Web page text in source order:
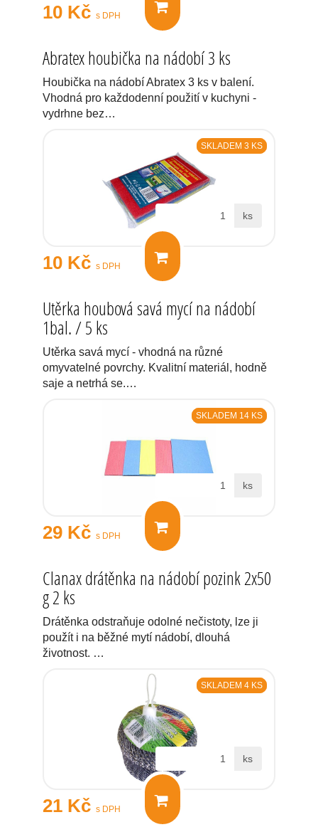
10 Kč s DPH
Abratex houbička na nádobí 3 ks
Houbička na nádobí Abratex 3 ks v balení.
Vhodná pro každodenní použití v kuchyni -
vydrhne bez…
SKLADEM 3 KS
10 Kč s DPH
ks
Utěrka houbová savá mycí na nádobí
1bal. / 5 ks
Utěrka savá mycí - vhodná na různé
omyvatelné povrchy. Kvalitní materiál, hodně
saje a netrhá se.…
SKLADEM 14 KS
29 Kč s DPH
ks
Clanax drátěnka na nádobí pozink 2x50
g 2 ks
Drátěnka odstraňuje odolné nečistoty, lze ji
použít i na běžné mytí nádobí, dlouhá
životnost. …
SKLADEM 4 KS
21 Kč s DPH
ks